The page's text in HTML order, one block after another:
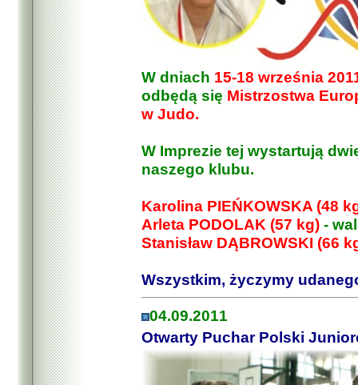
W dniach 15-18 września
odbędą się Mistrzostwa
w Judo.
W Imprezie tej wystartują
naszego klubu.
Karolina PIEŃKOWSKA (48
Arleta PODOLAK (57 kg) -
Stanisław DĄBROWSKI (66
Wszystkim, życzymy
04.09.2011
Otwarty Puchar Polski